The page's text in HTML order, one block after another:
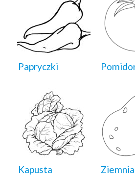
Papryczki
Kapusta